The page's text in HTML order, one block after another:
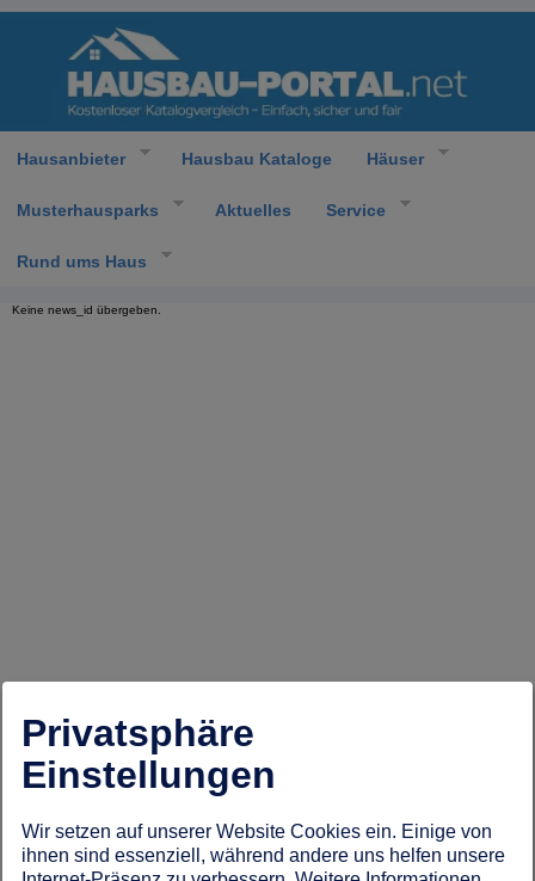
Hausanbieter Hausbau Kataloge Häuser
Musterhausparks Aktuelles Service
Rund ums Haus
Keine news_id übergeben.
Privatsphäre
Einstellungen
Wir setzen auf unserer Website Cookies ein. Einige von
ihnen sind essenziell, während andere uns helfen unsere